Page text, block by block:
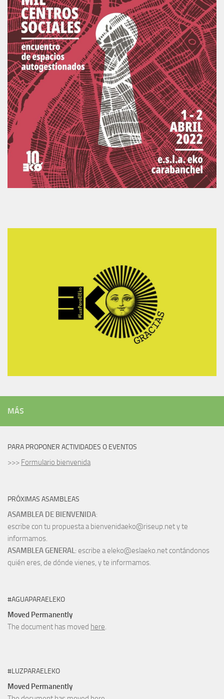
MÁS
PARA PROPONER ACTIVIDADES O EVENTOS
>>> Formulario bienvenida
PRÓXIMAS ASAMBLEAS
ASAMBLEA DE BIENVENIDA:
escribe con tu propuesta a bienvenidaeko@riseup.net y te
informamos.
ASAMBLEA GENERAL: escribe a eleko@eslaeko.net contándonos
quién eres, de dónde vienes, y te informamos.
#AGUAPARAELEKO
Moved Permanently
The document has moved here.
#LUZPARAELEKO
Moved Permanently